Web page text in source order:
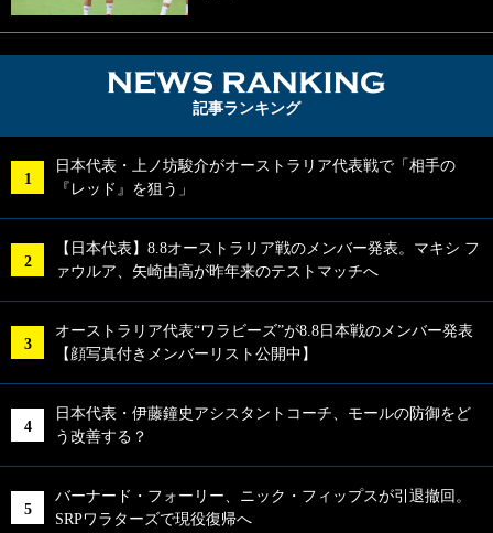
記事ランキング
日本代表・上ノ坊駿介がオーストラリア代表戦で「相手の
『レッド』を狙う」
【日本代表】8.8オーストラリア戦のメンバー発表。マキシ フ
ァウルア、矢崎由高が昨年来のテストマッチへ
オーストラリア代表“ワラビーズ”が8.8日本戦のメンバー発表
【顔写真付きメンバーリスト公開中】
日本代表・伊藤鐘史アシスタントコーチ、モールの防御をど
う改善する？
バーナード・フォーリー、ニック・フィップスが引退撤回。
SRPワラターズで現役復帰へ